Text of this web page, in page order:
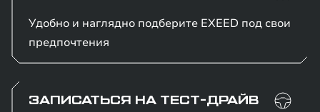
Удобно и наглядно подберите EXEED под свои
предпочтения
ЗАПИСАТЬСЯ НА ТЕСТ-ДРАЙВ